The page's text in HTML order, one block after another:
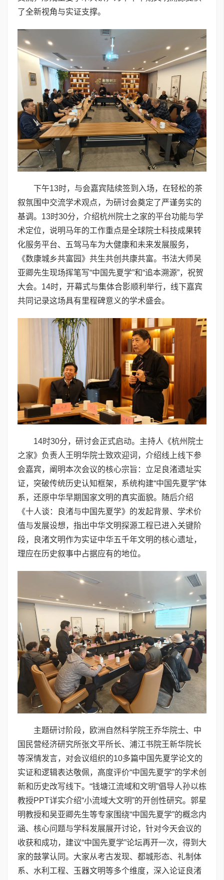
了全新视角与实证支撑。
下午13时，与会嘉宾陆续签到入场，在轻松的茶
叙氛围中交流学术观点，为研讨会奠定了严谨务实的
基调。13时30分，介绍杭州院士之家的平台功能与学
术定位，说明马年的工作重点是全球院士科技成果转
化服务平台、五驾马车为大健康和未来发展服务，
《数康城乡共富园》共生共创共康共富。书法大师吴
亚卿先生现场挥笔写“中国先夏学”和“追本溯源”，祝贺
大会。14时，开幕式与集体合影顺利举行，线下嘉宾
共同记录这场具有里程碑意义的学术盛会。
14时30分，研讨会正式启动。主持人《杭州院士
之家》负责人王明华院士致欢迎词，介绍线上线下参
会嘉宾，阐明本次会议的核心宗旨：立足良渚遗址实
证，突破传统历史认知框架，系统构建“中国先夏学”体
系，还原中华早期国家文明的真实面貌。随后介绍
《十人谈：良渚与中国先夏学》的发起背景、学术价
值与发展设想，指出中华文明探源工程已进入关键阶
段，良渚文明作为实证中华五千年文明的核心遗址，
理应在历史叙事中占据应有的地位。
主题研讨阶段，欧洲自然科学院王乔华院士、中
国民营经济研究所张文平所长、浦江书院王新华院长
等深情发言，对会议组织的10多篇中国先夏学论文的
实证和逻辑表达敬佩，高度评价“中国先夏学”的学术创
新和历史改写线下。“钱塘江流域和文明”倡导人孙以栋
教授PPT详实介绍“小流域大文明”的开创性研究。郭星
明教授和吴亚卿先生等专家围绕“中国先夏学”的概念内
涵、核心问题与学科发展展开讨论，针对今天会议的
收获和成功，建议“中国先夏学”论坛再开一次，得到大
家的鼓掌认同。大家从考古发现、都城形态、礼制体
系、水利工程、玉器文明等多个维度，深入论证良渚